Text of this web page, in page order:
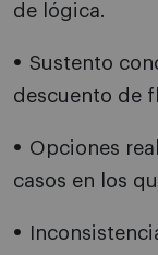
de lógica.
Sustento
descuento de
Opciones
casos en los